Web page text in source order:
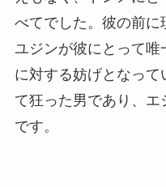
べてでした。彼の前に
ユジンが彼にとって
に対する妨げとなっ
て狂った男であり、
です。